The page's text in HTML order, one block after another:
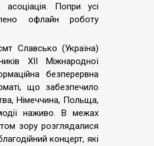
асоціація. Попри усі
офлайн роботу
Славсько (Україна)
ХІІ Міжнародної
безперервна
що забезпечило
Німеччина, Польща,
наживо. В межах
зору розглядалися
концерт, які